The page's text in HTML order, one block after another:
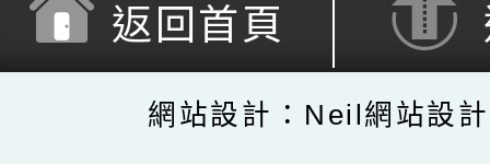
返回首頁
網站設計：Neil網站設